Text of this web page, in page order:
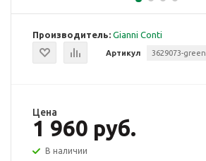
Производитель: Gianni Conti
Артикул 3629073-green
Цена
1 960 руб.
В наличии